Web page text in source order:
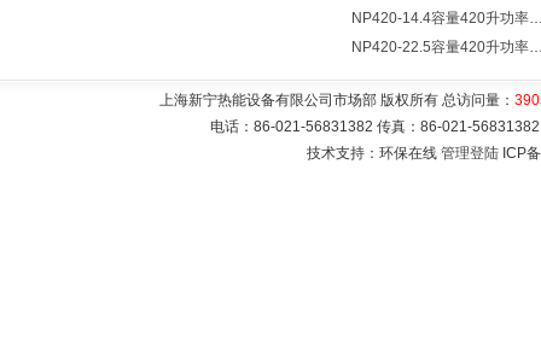
NP420-14.4容量420升功率14400瓦蓄
NP420-22.5容量420升功率22500瓦储
上海新宁热能设备有限公司市场部 版权所有 总访问量：
电话：86-021-56831382 传真：86-021-
技术支持：环保在线 管理登陆 ICP